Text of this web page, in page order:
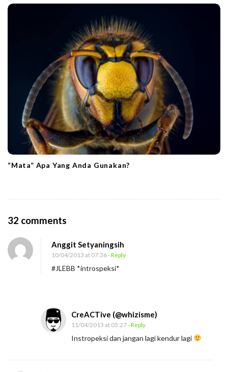
“Mata” Apa Yang Anda Gunakan?
32 comments
T
A
l
Anggit Setyaningsih
10/04/2013 at 07:36- Reply
#JLEBB *introspeksi*
CreACTive (@whizisme)
11/04/2013 at 05:27- Reply
Instropeksi dan jangan lagi kendur lagi